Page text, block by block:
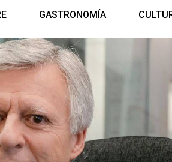
GASTRONOMÍA